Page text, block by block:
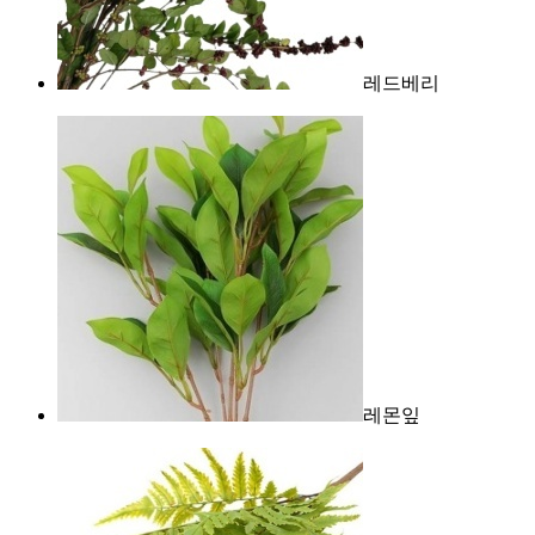
레드베리
레몬잎